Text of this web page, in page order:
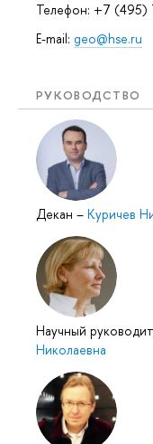
Телефон: +7 (495)
E-mail: geo@hse.ru
РУКОВОДСТВО
Декан – Куричев
Научный
Николаевна